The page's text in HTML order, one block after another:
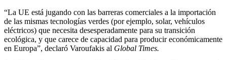
“La UE está jugando con las barreras comerciales a la importación
de las mismas tecnologías verdes (por ejemplo, solar, vehículos
eléctricos) que necesita desesperadamente para su transición
ecológica, y que carece de capacidad para producir económicamente
en Europa”, declaró Varoufakis al Global Times.